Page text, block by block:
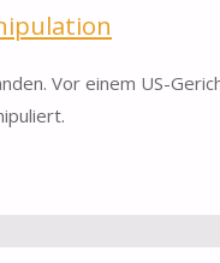
Vor einem US-